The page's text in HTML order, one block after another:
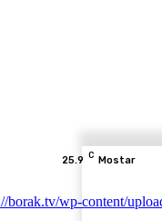
25.9 C Mostar